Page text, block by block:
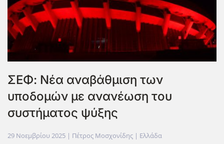
ΣΕΦ: Νέα αναβάθμιση των
υποδομών με ανανέωση του
συστήματος ψύξης
29 Νοεμβρίου 2025 | Πέτρος Μοσχονίδης | Ελλάδα